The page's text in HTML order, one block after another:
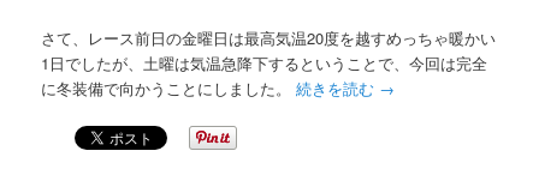
さて、レース前日の金曜日は最高気温20度を越すめっちゃ暖かい
1日でしたが、土曜は気温急降下するということで、今回は完全
に冬装備で向かうことにしました。続きを読む →